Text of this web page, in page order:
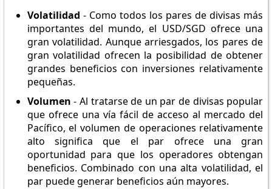
Volatilidad - Como todos los pares de divisas más
importantes del mundo, el USD/SGD ofrece una
gran volatilidad. Aunque arriesgados, los pares de
gran volatilidad ofrecen la posibilidad de obtener
grandes beneficios con inversiones relativamente
pequeñas.
Volumen - Al tratarse de un par de divisas popular
que ofrece una vía fácil de acceso al mercado del
Pacífico, el volumen de operaciones relativamente
alto significa que el par ofrece una gran
oportunidad para que los operadores obtengan
beneficios. Combinado con una alta volatilidad, el
par puede generar beneficios aún mayores.